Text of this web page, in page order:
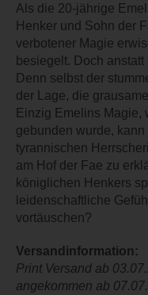
Als die 20-jährige
Henker und Sohn der
verbotener Magie
besiegelt. Doch
Denn selbst der
der Lage, die
Einzig Emelins Magie,
gebunden wurde,
tyrannischen
am Hof der Fae zu
königlichen Henkers
leidenschaftliche
vortäuschen?
Versandinformation:
Print Versand ab
angekommen ab